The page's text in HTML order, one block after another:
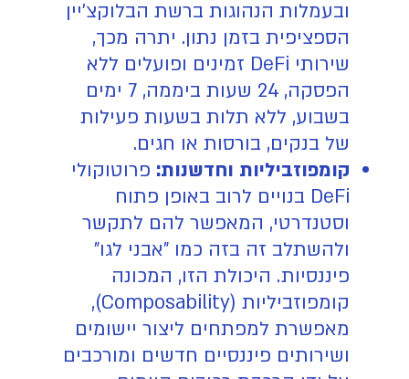
ובעמלות הנהוגות ברשת הבלוקצ'יין
הספציפית בזמן נתון. יתרה מכך,
שירותי DeFi זמינים ופועלים ללא
הפסקה, 24 שעות ביממה, 7 ימים
בשבוע, ללא תלות בשעות פעילות
של בנקים, בורסות או חגים.
קומפוזביליות וחדשנות: פרוטוקולי
DeFi בנויים לרוב באופן פתוח
וסטנדרטי, המאפשר להם לתקשר
ולהשתלב זה בזה כמו "אבני לגו"
פיננסיות. היכולת הזו, המכונה
קומפוזביליות (Composability),
מאפשרת למפתחים ליצור יישומים
ושירותים פיננסיים חדשים ומורכבים